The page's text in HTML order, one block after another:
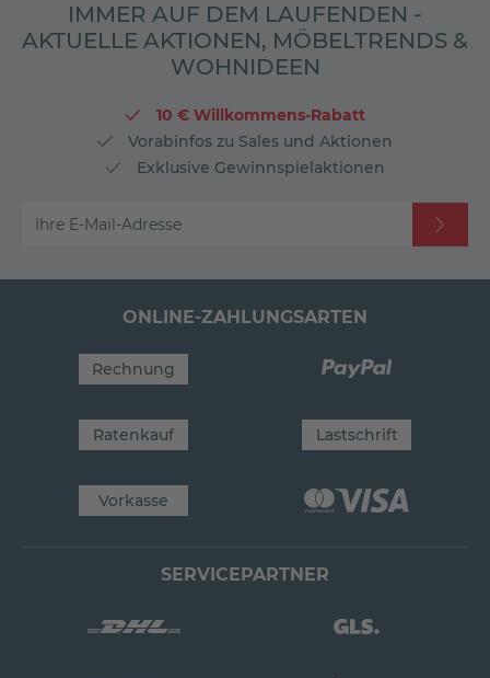
IMMER AUF DEM LAUFENDEN -
AKTUELLE AKTIONEN, MÖBELTRENDS &
WOHNIDEEN
10 € Willkommens-Rabatt
Vorabinfos zu Sales und Aktionen
Exklusive Gewinnspielaktionen
Ihre E-Mail-Adresse
ONLINE-ZAHLUNGSARTEN
Rechnung
Ratenkauf Lastschrift
Vorkasse
SERVICEPARTNER